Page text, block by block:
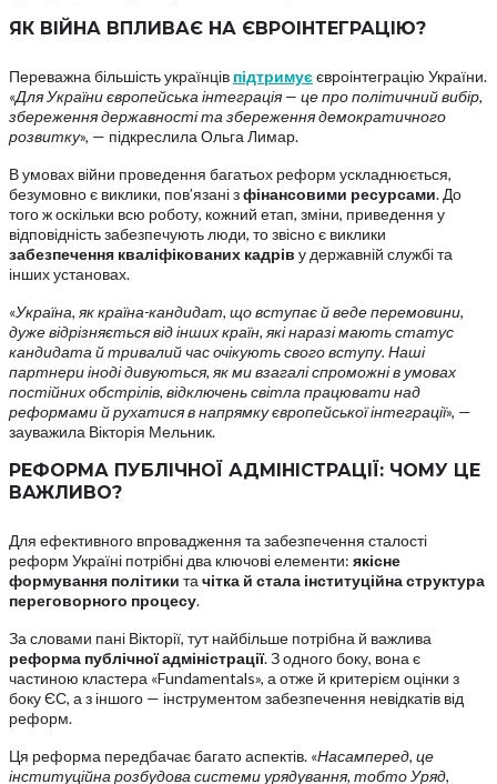
ЯК ВІЙНА ВПЛИВАЄ НА ЄВРОІНТЕГРАЦІЮ?
Переважна більшість українців підтримуєєвроінтеграцію України.
«Для України європейська інтеграція — це про політичний вибір,
збереження державності та збереження демократичного
розвитку», — підкреслила Ольга Лимар.
В умовах війни проведення багатьох реформ ускладнюється,
безумовно є виклики, пов’язані зфінансовими ресурсами. До
того ж оскільки всю роботу, кожний етап, зміни, приведення у
відповідність забезпечують люди, то звісно є виклики
забезпечення кваліфікованих кадрів у державній службі та
інших установах.
«Україна, як країна-кандидат, що вступає й веде перемовини,
дуже відрізняється від інших країн, які наразі мають статус
кандидата й тривалий час очікують свого вступу. Наші
партнери іноді дивуються, як ми взагалі спроможні в умовах
постійних обстрілів, відключень світла працювати над
реформами й рухатися в напрямку європейської інтеграції», —
зауважила Вікторія Мельник.
РЕФОРМА ПУБЛІЧНОЇ АДМІНІСТРАЦІЇ: ЧОМУ ЦЕ
ВАЖЛИВО?
Для ефективного впровадження та забезпечення сталості
реформ Україні потрібні два ключові елементи: якісне
формування політики та чітка й стала інституційна структура
переговорного процесу.
За словами пані Вікторії, тут найбільше потрібна й важлива
реформа публічної адміністрації. З одного боку, вона є
частиною кластера «Fundamentals», а отже й критерієм оцінки з
боку ЄС, а з іншого — інструментом забезпечення невідкатів від
реформ.
Ця реформа передбачає багато аспектів. «Насамперед, це
інституційна розбудова системи урядування, тобто Уряд,